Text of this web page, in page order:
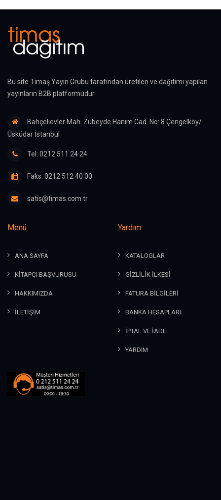
Bu site Timaş Yayın Grubu tarafından üretilen ve dağıtımı yapılan
yayınların B2B platformudur.
Bahçelievler Mah. Zübeyde Hanım Cad. No: 8 Çengelköy/
Üsküdar İstanbul
Tel: 0212 511 24 24
Faks: 0212 512 40 00
satis@timas.com.tr
Menü
ANA SAYFA
KİTAPÇI BAŞVURUSU
HAKKIMIZDA
İLETİŞİM
Yardım
KATALOGLAR
GİZLİLİK İLKESİ
FATURA BİLGİLERİ
BANKA HESAPLARI
İPTAL VE İADE
YARDIM